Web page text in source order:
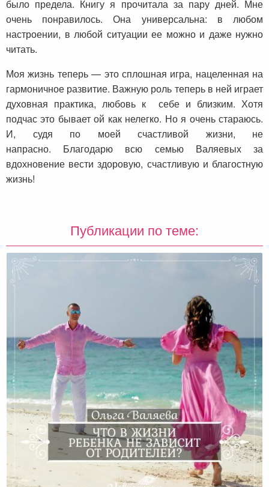
было предела. Книгу я прочитала за пару дней. Мне
очень понравилось. Она универсальна: в любом
настроении, в любой ситуации ее можно и даже нужно
читать.
Моя жизнь теперь — это сплошная игра, нацеленная на
гармоничное развитие. Важную роль теперь в ней играет
духовная практика, любовь к себе и близким. Хотя
подчас это бывает ой как нелегко. Но я очень стараюсь.
И, судя по моей счастливой жизни, не
напрасно. Благодарю всю семью Валяевых за
вдохновение вести здоровую, счастливую и благостную
жизнь!
Публикации по теме: